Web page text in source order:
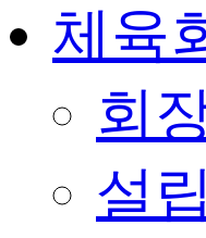
체육
회
설